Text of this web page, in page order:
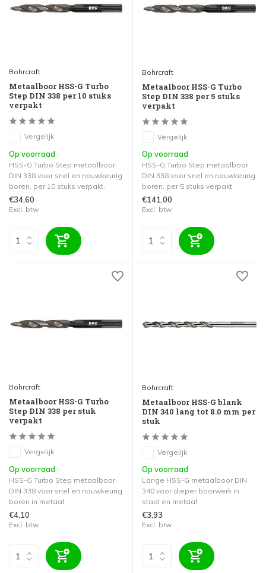
Bohrcraft
Metaalboor HSS-G Turbo
Step DIN 338 per 10 stuks
verpakt
Vergelijk
Op voorraad
HSS-G Turbo Step metaalboor
DIN 338 voor snel en nauwkeurig
boren, per 10 stuks verpakt.
€34,60
Excl. btw
Bohrcraft
Metaalboor HSS-G Turbo
Step DIN 338 per 5 stuks
verpakt
Vergelijk
Op voorraad
HSS-G Turbo Step metaalboor
DIN 338 voor snel en nauwkeurig
boren, per 5 stuks verpakt.
€141,00
Excl. btw
Bohrcraft
Metaalboor HSS-G Turbo
Step DIN 338 per stuk
verpakt
Vergelijk
Op voorraad
HSS-G Turbo Step metaalboor
DIN 338 voor snel en nauwkeurig
boren in metaal.
€4,10
Excl. btw
Bohrcraft
Metaalboor HSS-G blank
DIN 340 lang tot 8.0 mm per
stuk
Vergelijk
Op voorraad
Lange HSS-G metaalboor DIN
340 voor dieper boorwerk in
staal en metaal.
€3,93
Excl. btw